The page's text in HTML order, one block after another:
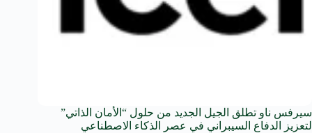
سيرفس ناو تطلق الجيل الجديد من حلول “الأمان الذاتي”
لتعزيز الدفاع السيبراني في عصر الذكاء الاصطناعي